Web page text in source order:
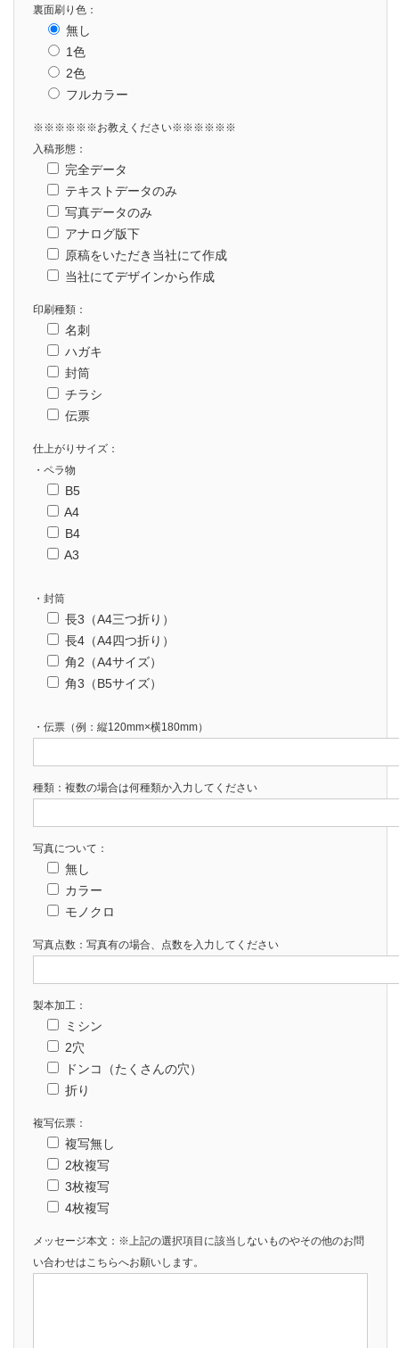
裏面刷り色：
無し
1色
2色
フルカラー
※※※※※※お教えください※※※※※※
入稿形態：
完全データ
テキストデータのみ
写真データのみ
アナログ版下
原稿をいただき当社にて作成
当社にてデザインから作成
印刷種類：
名刺
ハガキ
封筒
チラシ
伝票
仕上がりサイズ：
・ペラ物
B5
A4
B4
A3
・封筒
長3（A4三つ折り）
長4（A4四つ折り）
角2（A4サイズ）
角3（B5サイズ）
・伝票（例：縦120mm×横180mm）
種類：複数の場合は何種類か入力してください
写真について：
無し
カラー
モノクロ
写真点数：写真有の場合、点数を入力してください
製本加工：
ミシン
2穴
ドンコ（たくさんの穴）
折り
複写伝票：
複写無し
2枚複写
3枚複写
4枚複写
メッセージ本文：※上記の選択項目に該当しないものやその他のお問
い合わせはこちらへお願いします。